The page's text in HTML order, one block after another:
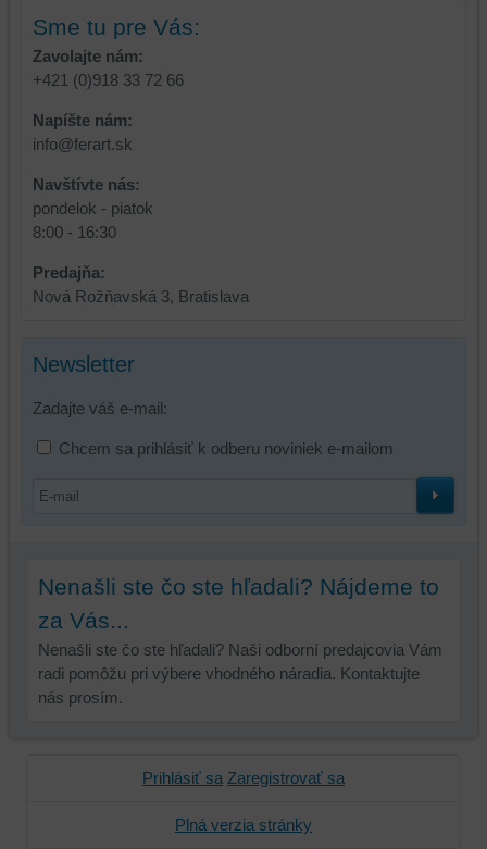
Sme tu pre Vás:
Zavolajte nám:
+421 (0)918 33 72 66
Napíšte nám:
info@ferart.sk
Navštívte nás:
pondelok - piatok
8:00 - 16:30
Predajňa:
Nová Rožňavská 3, Bratislava
Newsletter
Zadajte váš e-mail:
Chcem sa prihlásiť k odberu noviniek e-mailom
Nenašli ste čo ste hľadali? Nájdeme to
za Vás...
Nenašli ste čo ste hľadali? Naši odborní predajcovia Vám
radi pomôžu pri výbere vhodného náradia. Kontaktujte
nás prosím.
Prihlásiť sa Zaregistrovať sa
Plná verzia stránky